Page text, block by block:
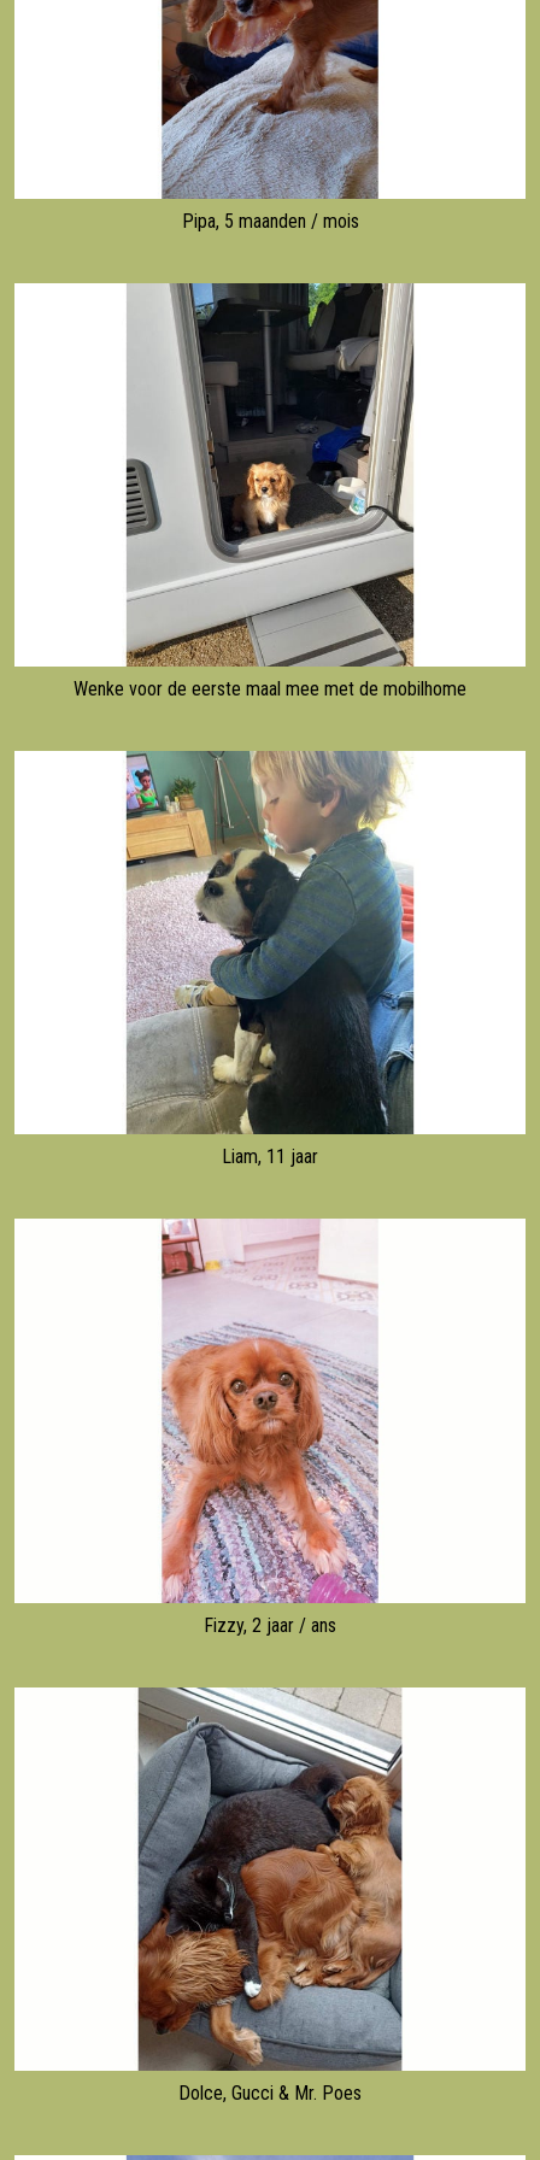
Pipa, 5 maanden / mois
Wenke voor de eerste maal mee met de mobilhome
Liam, 11 jaar
Fizzy, 2 jaar / ans
Dolce, Gucci & Mr. Poes